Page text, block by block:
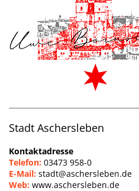
Stadt Aschersleben
Kontaktadresse
Telefon: 03473 958-0
E-Mail: stadt@aschersleben.de
Web: www.aschersleben.de